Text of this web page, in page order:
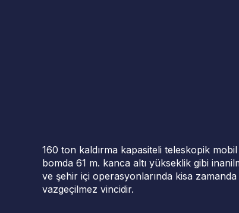
160 ton kaldırma kapasiteli teleskopik
bomda 61 m. kanca altı yükseklik gibi
ve şehir içi operasyonlarında kisa
vazgeçilmez vincidir.